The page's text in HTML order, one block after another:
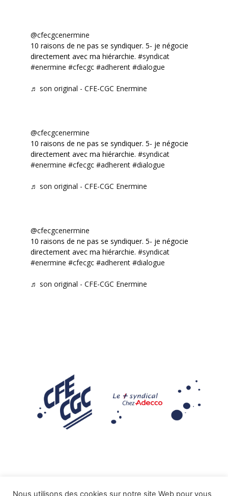
@cfecgcenermine
10 raisons de ne pas se syndiquer. 5- je négocie
directement avec ma hiérarchie. #syndicat
#enermine #cfecgc #adherent #dialogue
♬ son original - CFE-CGC Enermine
@cfecgcenermine
10 raisons de ne pas se syndiquer. 5- je négocie
directement avec ma hiérarchie. #syndicat
#enermine #cfecgc #adherent #dialogue
♬ son original - CFE-CGC Enermine
@cfecgcenermine
10 raisons de ne pas se syndiquer. 5- je négocie
directement avec ma hiérarchie. #syndicat
#enermine #cfecgc #adherent #dialogue
♬ son original - CFE-CGC Enermine
Nous utilisons des cookies sur notre site Web pour vous